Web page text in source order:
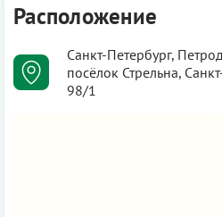
Расположение
Санкт-Петербург,
посёлок Стрельна,
98/1